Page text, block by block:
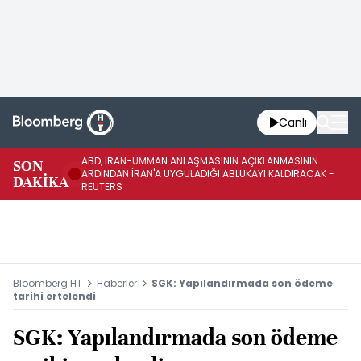
Canlı
SON
DAKİKA
ABD, İRAN-UMMAN ANLAŞMASININ AÇIKLANMASININ
ARDINDAN İRAN'A UYGULADIĞI ABLUKAYI KALDIRACAK -
REUTERS
Bloomberg HT Haberler
SGK: Yapılandırmada son ödeme
tarihi ertelendi
SGK: Yapılandırmada son ödeme